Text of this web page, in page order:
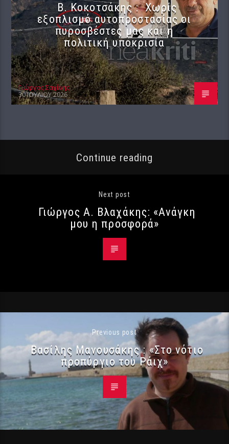
Β. Κοκοτσάκης : Χωρίς
εξοπλισμό αυτοπροστασίας οι
πυροσβέστες μας και η
πολιτική υποκρισία
Γιώργος Σαχίνης
30 ΙΟΥΛΊΟΥ 2026
Continue reading
Next post
Γιώργος Α. Βλαχάκης: «Ανάγκη
μου η προσφορά»
Previous post
Βασίλης Μανουσάκης : «Στο νότιο
προπύργιο του Ράιχ»